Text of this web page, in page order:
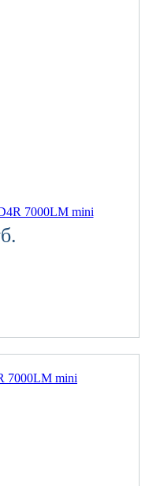
7000LM mini